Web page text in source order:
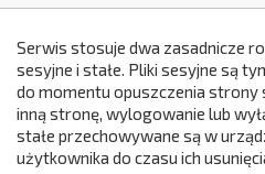
Serwis stosuje dwa zasadnicze
sesyjne i stałe. Pliki sesyjne są
do momentu opuszczenia strony
inną stronę, wylogowanie lub
stałe przechowywane są w
użytkownika do czasu ich